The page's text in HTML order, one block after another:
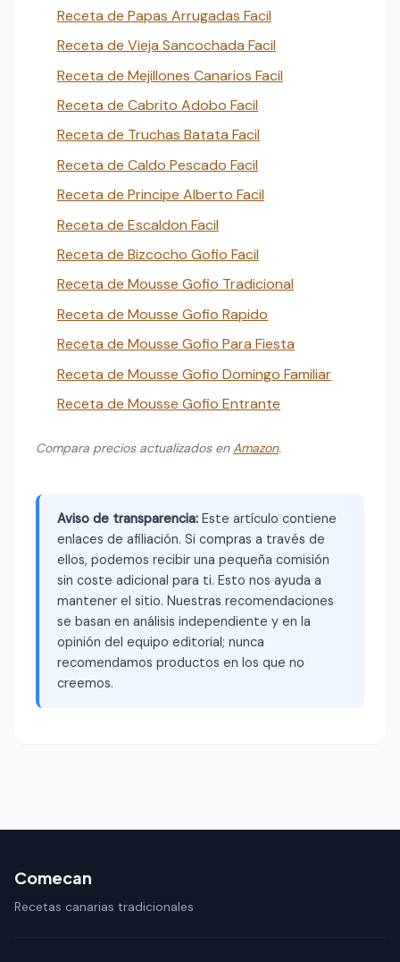
Receta de Papas Arrugadas Facil
Receta de Vieja Sancochada Facil
Receta de Mejillones Canarios Facil
Receta de Cabrito Adobo Facil
Receta de Truchas Batata Facil
Receta de Caldo Pescado Facil
Receta de Principe Alberto Facil
Receta de Escaldon Facil
Receta de Bizcocho Gofio Facil
Receta de Mousse Gofio Tradicional
Receta de Mousse Gofio Rapido
Receta de Mousse Gofio Para Fiesta
Receta de Mousse Gofio Domingo Familiar
Receta de Mousse Gofio Entrante
Compara precios actualizados enAmazon.
Aviso de transparencia: Este artículo contiene
enlaces de afiliación. Si compras a través de
ellos, podemos recibir una pequeña comisión
sin coste adicional para ti. Esto nos ayuda a
mantener el sitio. Nuestras recomendaciones
se basan en análisis independiente y en la
opinión del equipo editorial; nunca
recomendamos productos en los que no
creemos.
Comecan
Recetas canarias tradicionales